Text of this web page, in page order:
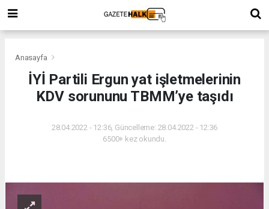
Anasayfa
İYİ Partili Ergun yat işletmelerinin
KDV sorununu TBMM’ye taşıdı
28.04.2022 - 12:36, Güncelleme: 28.04.2022 - 12:36
6500+ kez okundu.